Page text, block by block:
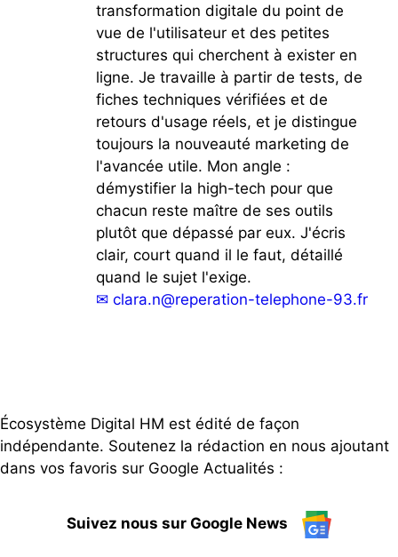
transformation digitale du point de
vue de l'utilisateur et des petites
structures qui cherchent à exister en
ligne. Je travaille à partir de tests, de
fiches techniques vérifiées et de
retours d'usage réels, et je distingue
toujours la nouveauté marketing de
l'avancée utile. Mon angle :
démystifier la high-tech pour que
chacun reste maître de ses outils
plutôt que dépassé par eux. J'écris
clair, court quand il le faut, détaillé
quand le sujet l'exige.
✉ clara.n@reperation-telephone-93.fr
Écosystème Digital HM est édité de façon
indépendante. Soutenez la rédaction en nous ajoutant
dans vos favoris sur Google Actualités :
Suivez nous sur Google News